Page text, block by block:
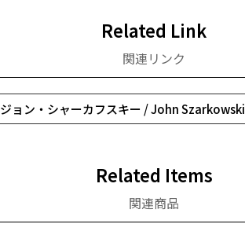
Related Link
関連リンク
ジョン・シャーカフスキー / John Szarkowski
Related Items
関連商品